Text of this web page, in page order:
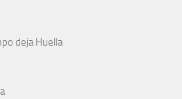
deja Huella